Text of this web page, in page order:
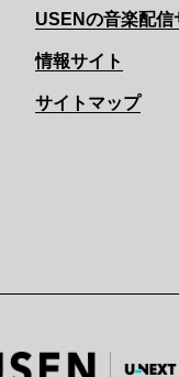
USENの音楽配信
情報サイト
サイトマップ